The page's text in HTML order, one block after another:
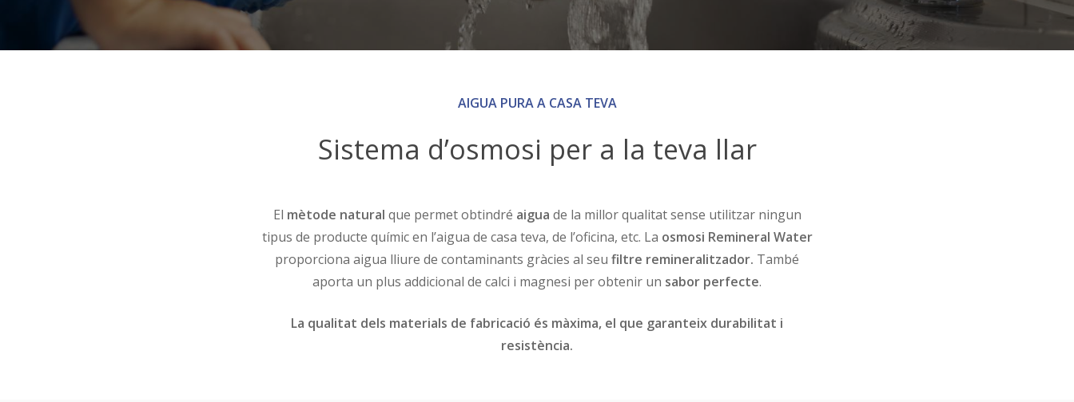
AIGUA PURA A CASA TEVA
Sistema d’osmosi per a la teva llar
El mètode natural que permet obtindré aigua de la millor qualitat sense utilitzar ningun
tipus de producte químic en l’aigua de casa teva, de l’oficina, etc. La osmosi Remineral Water
proporciona aigua lliure de contaminants gràcies al seu filtre remineralitzador. També
aporta un plus addicional de calci i magnesi per obtenir un sabor perfecte.
La qualitat dels materials de fabricació és màxima, el que garanteix durabilitat i
resistència.